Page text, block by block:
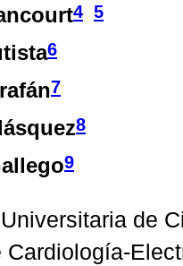
4 5
6
7
8
9
de
Cardiología-